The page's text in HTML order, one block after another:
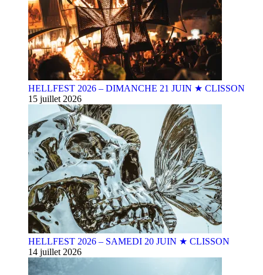
HELLFEST 2026 – DIMANCHE 21 JUIN ★ CLISSON
15 juillet 2026
HELLFEST 2026 – SAMEDI 20 JUIN ★ CLISSON
14 juillet 2026